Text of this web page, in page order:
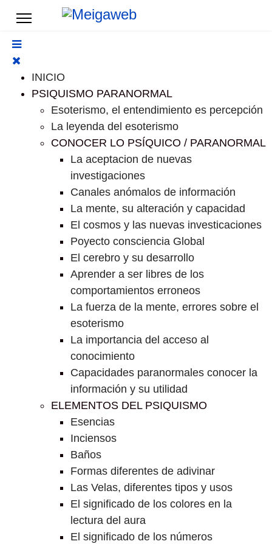
INICIO
PSIQUISMO PARANORMAL
Esoterismo, el entendimiento es percepción
La leyenda del esoterismo
CONOCER LO PSÍQUICO / PARANORMAL
La aceptacion de nuevas
investigaciones
Canales anómalos de información
La mente, su alteración y capacidad
El cosmos y las nuevas investicaciones
Poyecto consciencia Global
El cerebro y su desarrollo
Aprender a ser libres de los
comportamientos erroneos
La fuerza de la mente, errores sobre el
esoterismo
La importancia del acceso al
conocimiento
Capacidades paranormales conocer la
información y su utilidad
ELEMENTOS DEL PSIQUISMO
Esencias
Inciensos
Baños
Formas diferentes de adivinar
Las Velas, diferentes tipos y usos
El significado de los colores en la
lectura del aura
El significado de los números